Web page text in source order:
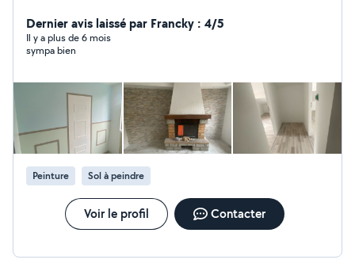
/ratissage /ponçage/ impression /peinture de finition
Dernier avis laissé par Francky : 4/5
Il y a plus de 6 mois
sympa bien
Peinture Sol à peindre
Voir le profil Contacter